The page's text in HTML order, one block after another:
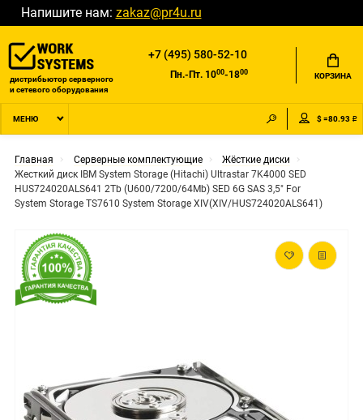
Напишите нам: zakaz@pr4u.ru
дистрибьютор серверного
и сетевого оборудования
+7 (495) 580-52-10
Пн.-Пт. 1000-1800 КОРЗИНА
МЕНЮ $ =80.93 ₽
Главная Серверные комплектующие
Жёсткие диски
Жесткий диск IBM System Storage (Hitachi) Ultrastar 7K4000 SED
HUS724020ALS641 2Tb (U600/7200/64Mb) SED 6G SAS 3,5" For
System Storage TS7610 System Storage XIV(XIV/HUS724020ALS641)